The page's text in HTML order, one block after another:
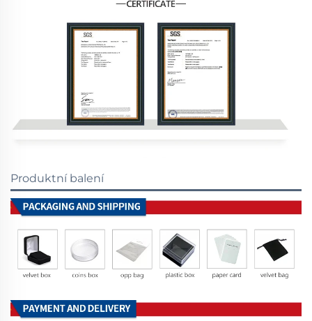
Produktní balení